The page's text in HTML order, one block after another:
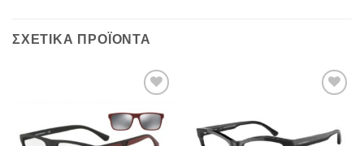
ΣΧΕΤΙΚΆ ΠΡΟΪΌΝΤΑ
wishlist